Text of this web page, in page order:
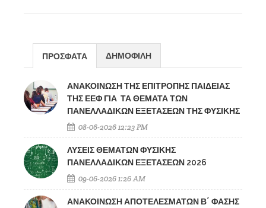
ΠΡΟΣΦΑΤΑ ΔΗΜΟΦΙΛΗ
ΑΝΑΚΟΙΝΩΣΗ ΤΗΣ ΕΠΙΤΡΟΠΗΣ ΠΑΙΔΕΙΑΣ
ΤΗΣ ΕΕΦ ΓΙΑ ΤΑ ΘΕΜΑΤΑ ΤΩΝ
ΠΑΝΕΛΛΑΔΙΚΩΝ ΕΞΕΤΑΣΕΩΝ ΤΗΣ ΦΥΣΙΚΗΣ
08-06-2026 12:23 PM
ΛΥΣΕΙΣ ΘΕΜΑΤΩΝ ΦΥΣΙΚΗΣ
ΠΑΝΕΛΛΑΔΙΚΩΝ ΕΞΕΤΑΣΕΩΝ 2026
09-06-2026 1:26 AM
ΑΝΑΚΟΙΝΩΣΗ ΑΠΟΤΕΛΕΣΜΑΤΩΝ Β΄ ΦΑΣΗΣ